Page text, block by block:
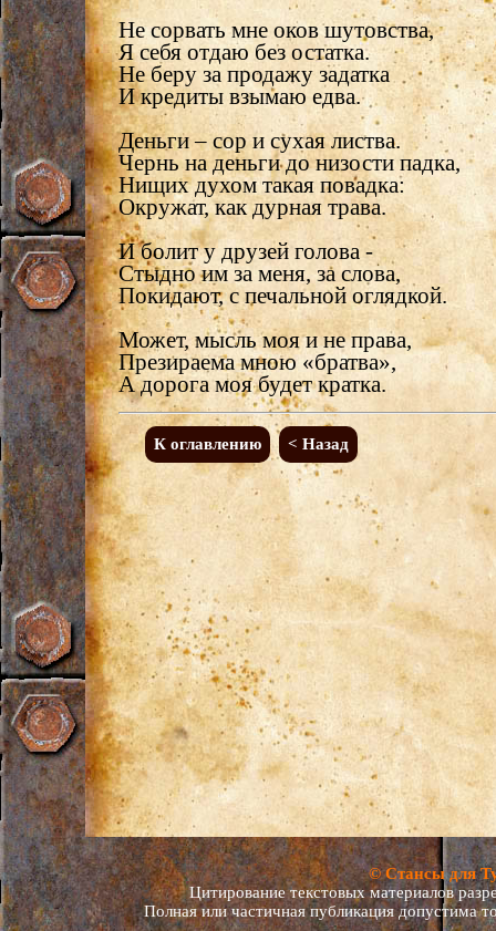
Не сорвать мне оков шутовства,
Я себя отдаю без остатка.
Не беру за продажу задатка
И кредиты взымаю едва.
Деньги – сор и сухая листва.
Чернь на деньги до низости падка,
Нищих духом такая повадка:
Окружат, как дурная трава.
И болит у друзей голова -
Стыдно им за меня, за слова,
Покидают, с печальной оглядкой.
Может, мысль моя и не права,
Презираема мною «братва»,
А дорога моя будет кратка.
К оглавлению < Назад
© Стансы для
Цитирование текстовых материалов
Полная или частичная публикация допустима